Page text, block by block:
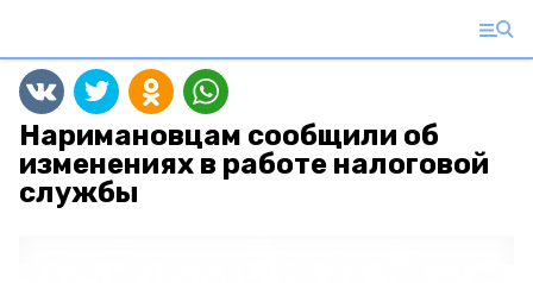
Наримановцам сообщили об
изменениях в работе налоговой
службы